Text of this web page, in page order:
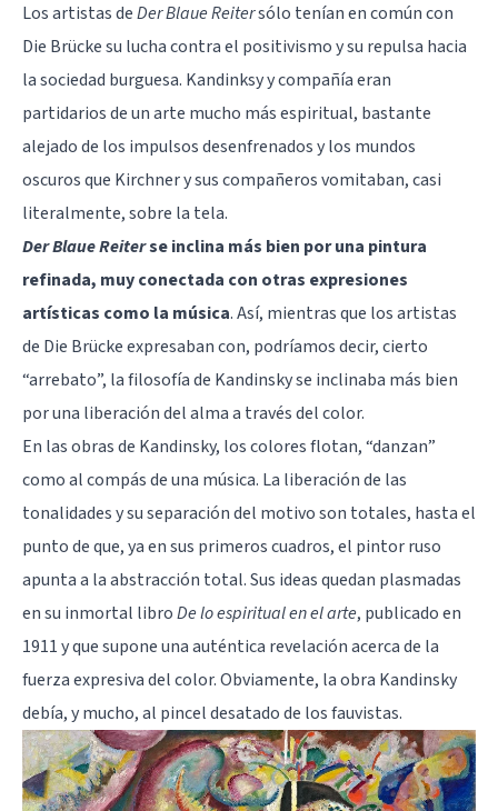
Los artistas deDer Blaue Reitersólo tenían en común con
Die Brücke su lucha contra el positivismo y su repulsa hacia
la sociedad burguesa. Kandinksy y compañía eran
partidarios de un arte mucho más espiritual, bastante
alejado de los impulsos desenfrenados y los mundos
oscuros que Kirchner y sus compañeros vomitaban, casi
literalmente, sobre la tela.
Der Blaue Reiterse inclina más bien por una pintura
refinada, muy conectada con otras expresiones
artísticas como la música. Así, mientras que los artistas
de Die Brücke expresaban con, podríamos decir, cierto
“arrebato”, la filosofía de Kandinsky se inclinaba más bien
por una liberación del alma a través del color.
En las obras de Kandinsky, los colores flotan, “danzan”
como al compás de una música. La liberación de las
tonalidades y su separación del motivo son totales, hasta el
punto de que, ya en sus primeros cuadros, el pintor ruso
apunta a la abstracción total. Sus ideas quedan plasmadas
en su inmortal libroDe lo espiritual en el arte, publicado en
1911 y que supone una auténtica revelación acerca de la
fuerza expresiva del color. Obviamente, la obra Kandinsky
debía, y mucho, al pincel desatado de los fauvistas.